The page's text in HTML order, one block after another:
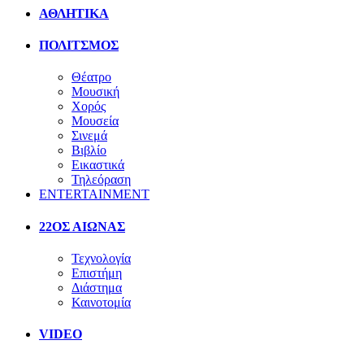
ΑΘΛΗΤΙΚΑ
ΠΟΛΙΤΣΜΟΣ
Θέατρο
Μουσική
Χορός
Μουσεία
Σινεμά
Βιβλίο
Εικαστικά
Τηλεόραση
ENTERTAINMENT
22ΟΣ ΑΙΩΝΑΣ
Τεχνολογία
Επιστήμη
Διάστημα
Καινοτομία
VIDEO